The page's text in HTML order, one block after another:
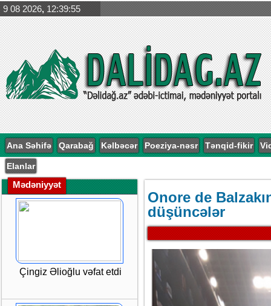
9 08 2026, 12:39:56
Ana Səhifə Qarabağ Kəlbəcər Poeziya-nəsr Tənqid-fikir
Elanlar
Mədəniyyət
Çingiz Əlioğlu vəfat etdi
Onore de
düşüncələr